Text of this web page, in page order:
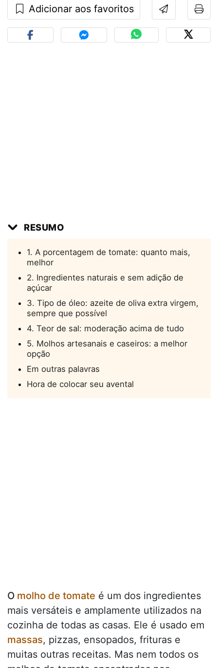
Adicionar aos favoritos
RESUMO
1. A porcentagem de tomate: quanto mais,
melhor
2. Ingredientes naturais e sem adição de
açúcar
3. Tipo de óleo: azeite de oliva extra virgem,
sempre que possível
4. Teor de sal: moderação acima de tudo
5. Molhos artesanais e caseiros: a melhor
opção
Em outras palavras
Hora de colocar seu avental
O molho de tomate é um dos ingredientes
mais versáteis e amplamente utilizados na
cozinha de todas as casas. Ele é usado em
massas, pizzas, ensopados, frituras e
muitas outras receitas. Mas nem todos os